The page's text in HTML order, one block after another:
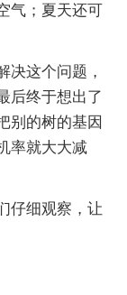
气；夏天还可
决这个问题，
后终于想出了
别的树的基因
率就大大减
仔细观察，让